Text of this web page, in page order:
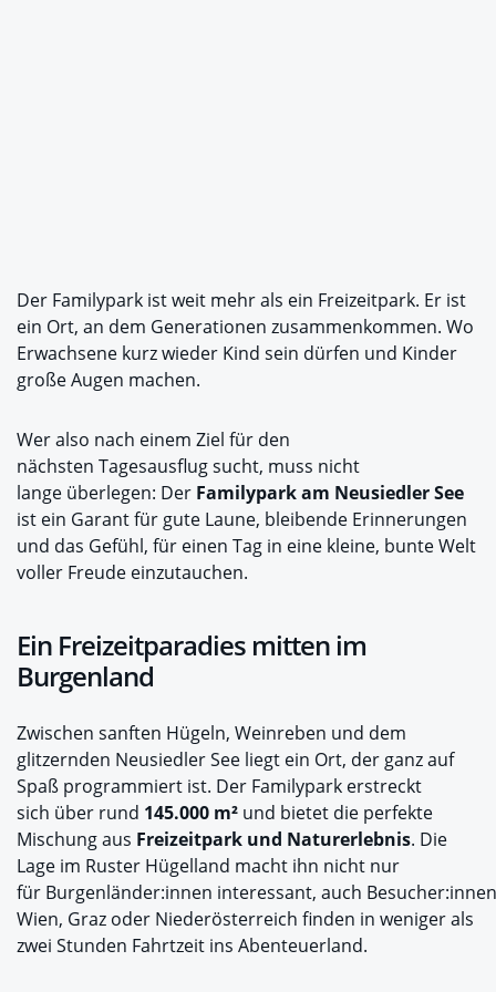
Der Familypark ist weit mehr als ein Freizeitpark. Er ist
ein Ort, an dem Generationen zusammenkommen. Wo
Erwachsene kurz wieder Kind sein dürfen und Kinder
große Augen machen.
Wer also nach einem Ziel für den
nächsten Tagesausflug sucht, muss nicht
lange überlegen: Der Familypark am Neusiedler See
ist ein Garant für gute Laune, bleibende Erinnerungen
und das Gefühl, für einen Tag in eine kleine, bunte Welt
voller Freude einzutauchen.
Ein Freizeitparadies mitten im
Burgenland
Zwischen sanften Hügeln, Weinreben und dem
glitzernden Neusiedler See liegt ein Ort, der ganz auf
Spaß programmiert ist. Der Familypark erstreckt
sich über rund 145.000 m² und bietet die perfekte
Mischung aus Freizeitpark und Naturerlebnis. Die
Lage im Ruster Hügelland macht ihn nicht nur
für Burgenländer:innen interessant, auch
Wien, Graz oder Niederösterreich finden in weniger als
zwei Stunden Fahrtzeit ins Abenteuerland.